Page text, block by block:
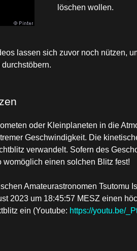
löschen wollen.
lassen sich zuvor noch nützen,
oder Kleinplaneten in die
Geschwindigkeit. Die
verwandelt. Sofern des
womöglich einen solchen Blitz fest!
Amateurastronomen Tsutomu
2023 um 18:45:57 MESZeinen
ein (Youtube: https://youtu.be/